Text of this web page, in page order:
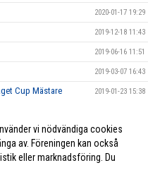
2020-01-17 19:29
2019-12-18 11:43
2019-06-16 11:51
2019-03-07 16:43
Cup Mästare 2019-01-23 15:38
2017-08-18 22:31
vi nödvändiga cookies
av. Föreningen kan också
eller marknadsföring. Du